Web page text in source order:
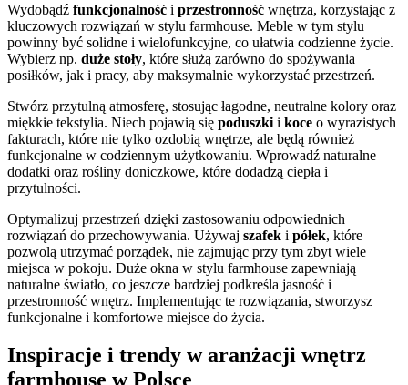
Wydobądź funkcjonalność i przestronność wnętrza, korzystając z
kluczowych rozwiązań w stylu farmhouse. Meble w tym stylu
powinny być solidne i wielofunkcyjne, co ułatwia codzienne życie.
Wybierz np. duże stoły, które służą zarówno do spożywania
posiłków, jak i pracy, aby maksymalnie wykorzystać przestrzeń.
Stwórz przytulną atmosferę, stosując łagodne, neutralne kolory oraz
miękkie tekstylia. Niech pojawią się poduszki i koce o wyrazistych
fakturach, które nie tylko ozdobią wnętrze, ale będą również
funkcjonalne w codziennym użytkowaniu. Wprowadź naturalne
dodatki oraz rośliny doniczkowe, które dodadzą ciepła i
przytulności.
Optymalizuj przestrzeń dzięki zastosowaniu odpowiednich
rozwiązań do przechowywania. Używaj szafek i półek, które
pozwolą utrzymać porządek, nie zajmując przy tym zbyt wiele
miejsca w pokoju. Duże okna w stylu farmhouse zapewniają
naturalne światło, co jeszcze bardziej podkreśla jasność i
przestronność wnętrz. Implementując te rozwiązania, stworzysz
funkcjonalne i komfortowe miejsce do życia.
Inspiracje i trendy w aranżacji wnętrz
farmhouse w Polsce